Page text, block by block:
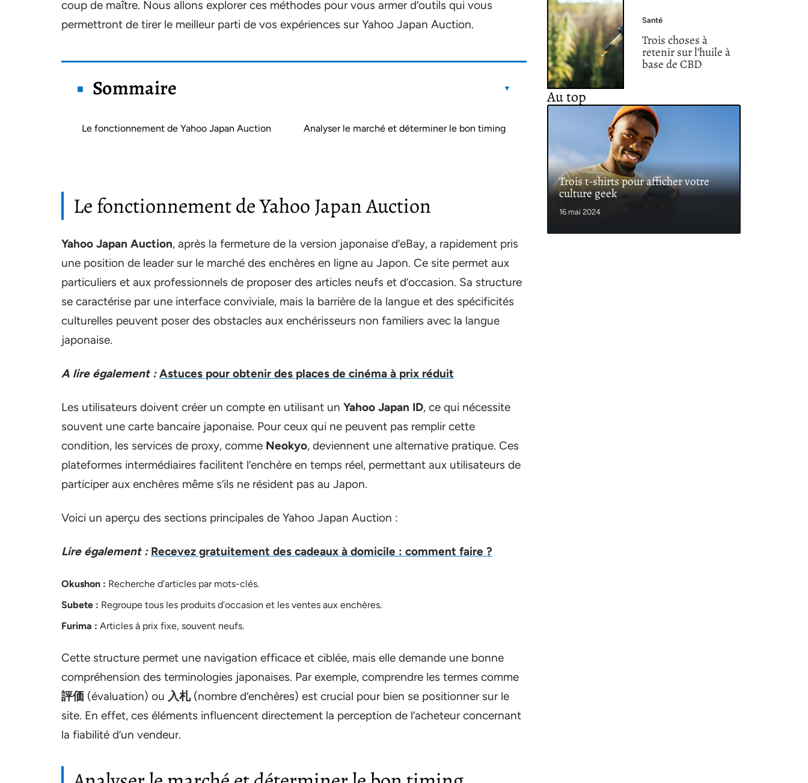
coup de maître. Nous allons explorer ces méthodes pour vous armer d’outils qui vous
permettront de tirer le meilleur parti de vos expériences sur Yahoo Japan Auction.
Sommaire
Le fonctionnement de Yahoo Japan Auction Analyser le marché et déterminer le bon timing
Le fonctionnement de Yahoo Japan Auction
Yahoo Japan Auction, après la fermeture de la version japonaise d’eBay, a rapidement pris
une position de leader sur le marché des enchères en ligne au Japon. Ce site permet aux
particuliers et aux professionnels de proposer des articles neufs et d’occasion. Sa structure
se caractérise par une interface conviviale, mais la barrière de la langue et des spécificités
culturelles peuvent poser des obstacles aux enchérisseurs non familiers avec la langue
japonaise.
A lire également : Astuces pour obtenir des places de cinéma à prix réduit
Les utilisateurs doivent créer un compte en utilisant un Yahoo Japan ID, ce qui nécessite
souvent une carte bancaire japonaise. Pour ceux qui ne peuvent pas remplir cette
condition, les services de proxy, comme Neokyo, deviennent une alternative pratique. Ces
plateformes intermédiaires facilitent l’enchère en temps réel, permettant aux utilisateurs de
participer aux enchères même s’ils ne résident pas au Japon.
Voici un aperçu des sections principales de Yahoo Japan Auction :
Lire également : Recevez gratuitement des cadeaux à domicile : comment faire ?
Okushon : Recherche d’articles par mots-clés.
Subete : Regroupe tous les produits d’occasion et les ventes aux enchères.
Furima : Articles à prix fixe, souvent neufs.
Cette structure permet une navigation efficace et ciblée, mais elle demande une bonne
compréhension des terminologies japonaises. Par exemple, comprendre les termes comme
評価 (évaluation) ou 入札(nombre d’enchères) est crucial pour bien se positionner sur le
site. En effet, ces éléments influencent directement la perception de l’acheteur concernant
la fiabilité d’un vendeur.
Santé
Trois choses à
retenir sur l’huile à
base de CBD
Au top
Trois t-shirts pour afficher votre
culture geek
16 mai 2024